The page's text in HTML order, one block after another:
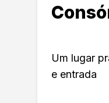
Um lugar
e entrada